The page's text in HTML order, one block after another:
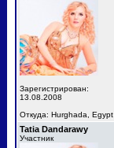
Зарегистрирован:
13.08.2008
Откуда: Hurghada, Egypt
Tatia Dandarawy
Участник